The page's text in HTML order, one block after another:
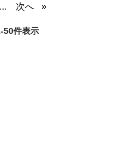
... 次へ
50件表示